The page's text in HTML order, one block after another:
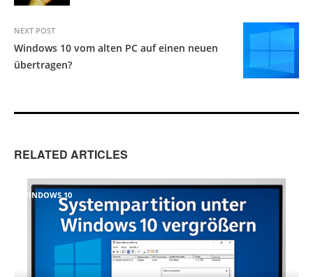
NEXT POST
Windows 10 vom alten PC auf einen neuen
übertragen?
RELATED ARTICLES
WINDOWS 10